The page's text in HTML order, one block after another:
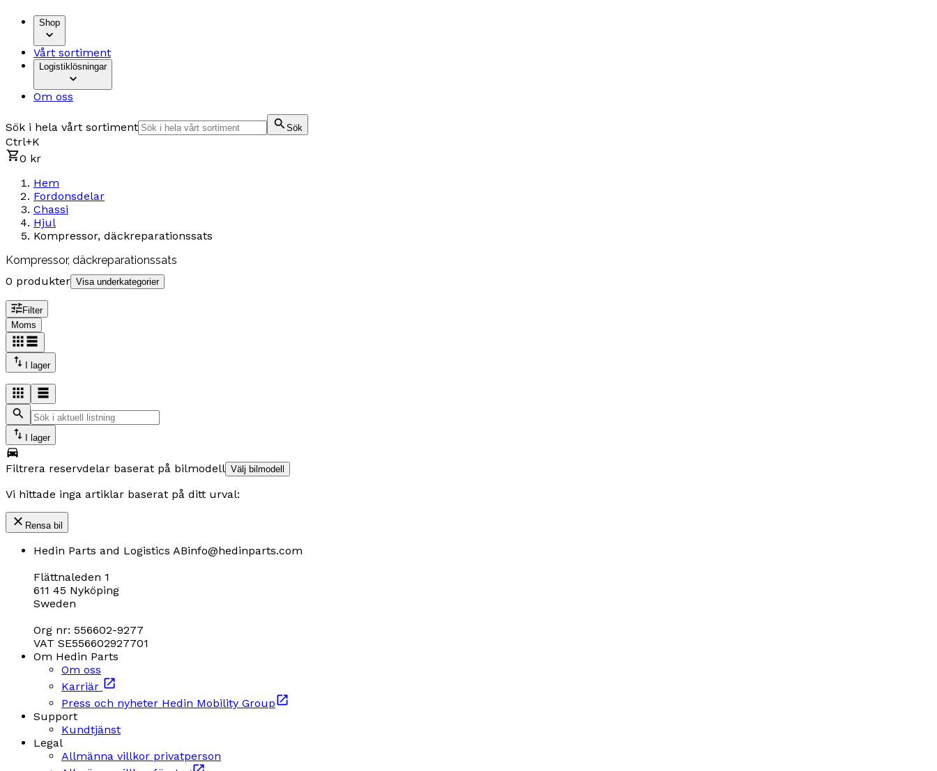
Shop
Vårt sortiment
Logistiklösningar
Om oss
Sök i hela vårt sortiment Sök
Ctrl+K
0 kr
Hem
Fordonsdelar
Chassi
Hjul
Kompressor, däckreparationssats
Kompressor, däckreparationssats
0 produkter Visa underkategorier
Filter
Moms
I lager
I lager
Filtrera reservdelar baserat på bilmodell Välj bilmodell
Vi hittade inga artiklar baserat på ditt urval:
Rensa bil
Hedin Parts and Logistics ABinfo@hedinparts.com
Flättnaleden 1
611 45 Nyköping
Sweden
Org nr: 556602-9277
VAT SE556602927701
Om Hedin Parts
Om oss
Karriär
Press och nyheter Hedin Mobility Group
Support
Kundtjänst
Legal
Allmänna villkor privatperson